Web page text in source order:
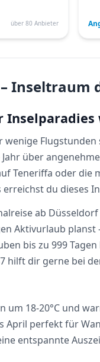
über 80 Anbieter
über
Teneriffa oder
du dieses
ab
Aktivurlaub
bis zu 999
hilft dir gerne bei
18-20°C und
perfekt für
entspannte